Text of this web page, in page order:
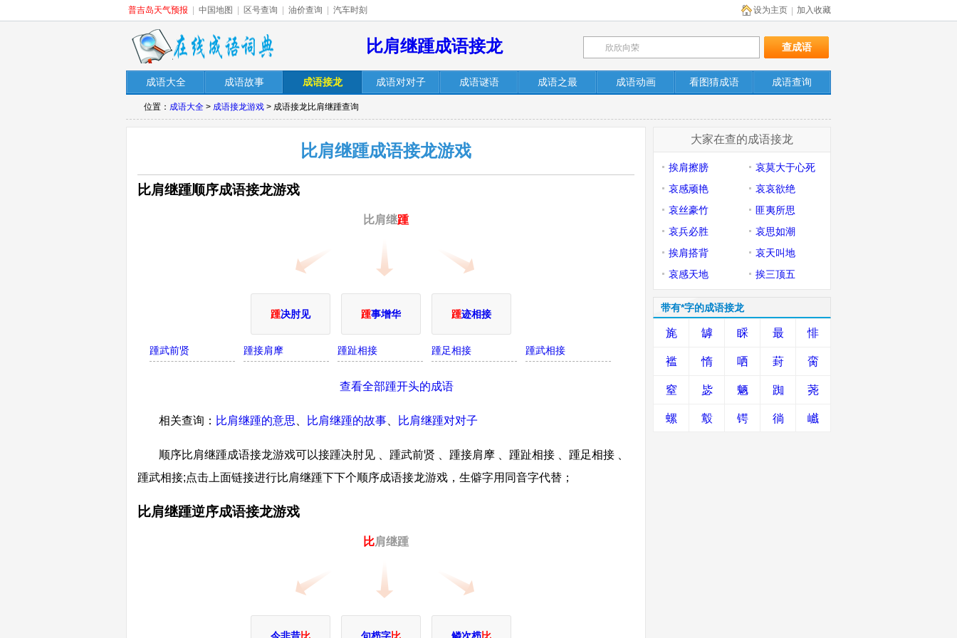
普吉岛天气预报 中国地图 区号查询 油价查询 汽车时刻 加入收藏
设为主页
比肩继踵成语接龙
成语大全 成语故事 成语接龙 成语对对子 成语谜语 成语之最 成语动画 看图猜成语 成语查询
位置： 成语大全 > 成语接龙游戏 > 成语接龙比肩继踵查询
比肩继踵成语接龙游戏
比肩继踵顺序成语接龙游戏
比肩继踵
踵决肘见 踵事增华 踵迹相接
踵武前贤 踵接肩摩 踵趾相接 踵足相接 踵武相接
查看全部踵开头的成语
相关查询： 比肩继踵的意思 比肩继踵的故事 比肩继踵对对子
顺序比肩继踵成语接龙游戏可以接踵决肘见 、踵武前贤 、踵接肩摩 、踵趾相接 、踵足相接 、
踵武相接;点击上面链接进行比肩继踵下下个顺序成语接龙游戏，生僻字用同音字代替；
比肩继踵逆序成语接龙游戏
比肩继踵
大家在查的成语接龙
挨肩擦膀
哀莫大于心死
哀感顽艳
哀哀欲绝
哀丝豪竹
匪夷所思
哀兵必胜
哀思如潮
挨肩搭背
哀天叫地
哀感天地
挨三顶五
带有*字的成语接龙
旄 罅 睬 最 悱
褴 惰 哂 葑 脔
窒 毖 魉 踟 荛
螺 鷇 锷 徜 巇